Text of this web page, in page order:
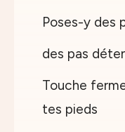
Poses-y des
des pas
Touche
tes pieds